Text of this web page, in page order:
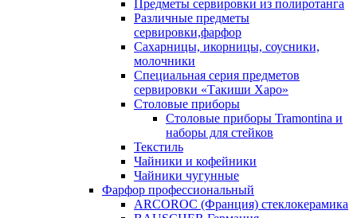
Предметы сервировки из полиротанга
Различные предметы
сервировки,фарфор
Сахарницы, икорницы, соусники,
молочники
Специальная серия предметов
сервировки «Такиши Харо»
Столовые приборы
Столовые приборы Trаmоntina и
наборы для стейков
Текстиль
Чайники и кофейники
Чайники чугунные
Фарфор профессиональный
ARCOROC (Франция) стеклокерамика